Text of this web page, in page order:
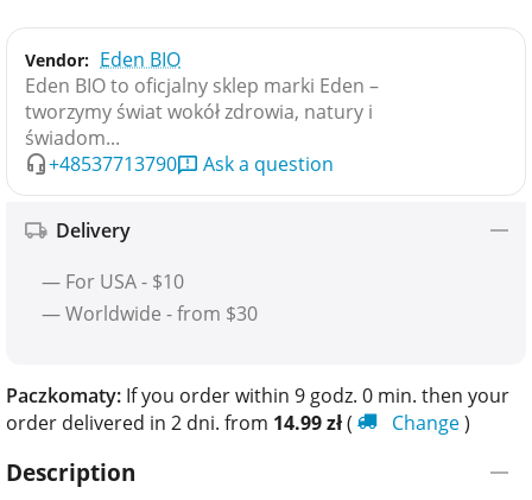
Vendor: Eden BIO
Eden BIO to oficjalny sklep marki Eden –
tworzymy świat wokół zdrowia, natury i
świadom...
+48537713790
Ask a question
Delivery
— For USA - $10
— Worldwide - from $30
Paczkomaty: If you order within 9 godz. 0 min. then your
order delivered in 2 dni. from 14.99zł( Change)
Description